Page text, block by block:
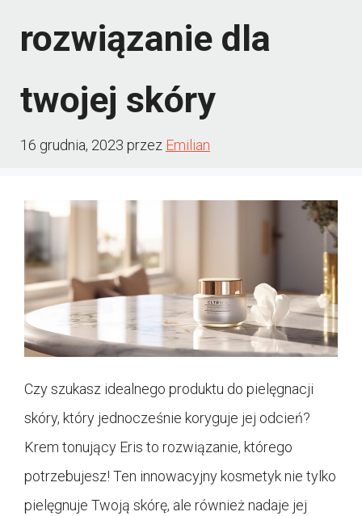
rozwiązanie dla
twojej skóry
16 grudnia, 2023 przez Emilian
Czy szukasz idealnego produktu do pielęgnacji
skóry, który jednocześnie koryguje jej odcień?
Krem tonujący Eris to rozwiązanie, którego
potrzebujesz! Ten innowacyjny kosmetyk nie tylko
pielęgnuje Twoją skórę, ale również nadaje jej